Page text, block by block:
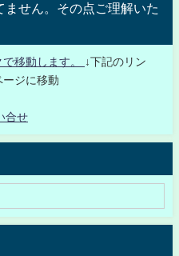
せん。その点ご理解いた
移動します。
↓下記のリン
ジに移動
合せ